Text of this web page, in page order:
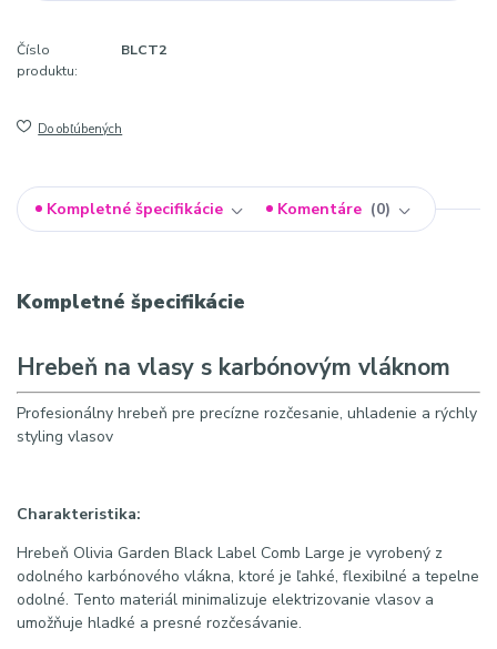
Číslo
produktu:
BLCT2
Do obľúbených
Kompletné špecifikácie Komentáre 0
Kompletné špecifikácie
Hrebeň na vlasy s karbónovým vláknom
Profesionálny hrebeň pre precízne rozčesanie, uhladenie a rýchly
styling vlasov
Charakteristika:
Hrebeň Olivia Garden Black Label Comb Large je vyrobený z
odolného karbónového vlákna, ktoré je ľahké, flexibilné a tepelne
odolné. Tento materiál minimalizuje elektrizovanie vlasov a
umožňuje hladké a presné rozčesávanie.